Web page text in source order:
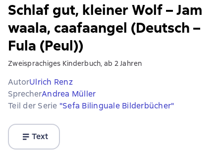
Schlaf gut, kleiner Wolf – Jam
waala, caafaangel (Deutsch –
Fula (Peul))
Zweisprachiges Kinderbuch, ab 2 Jahren
AutorUlrich Renz
SprecherAndrea Müller
Teil der Serie "Sefa Bilinguale Bilderbücher"
Text